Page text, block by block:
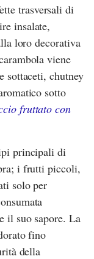
trasversali di
insalate,
loro decorativa
viene
sottaceti, chutney
sotto
fruttato con
principali di
i frutti piccoli,
solo per
il suo sapore. La
fino
della